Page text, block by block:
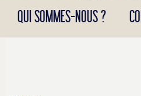
QUI SOMMES-NOUS ?